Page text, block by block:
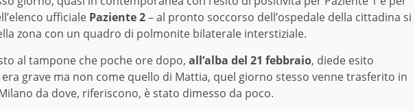
ufficiale Paziente 2– al pronto soccorso dell’ospedale della cittadina si
zona con un quadro di polmonite bilaterale interstiziale.
al tampone che poche ore dopo, all’alba del 21 febbraio, diede esito
grave ma non come quello di Mattia, quel giorno stesso venne trasferito in
da dove, riferiscono, è stato dimesso da poco.